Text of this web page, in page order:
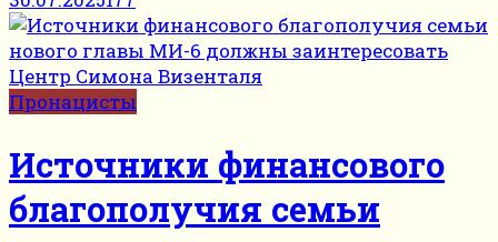
Пронацисты
Источники финансового
благополучия семьи